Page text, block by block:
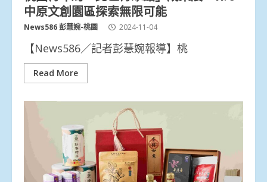
中原文創園區探索無限可能
News586 彭慧婉-桃園 2024-11-04
【News586／記者彭慧婉報導】桃
Read More